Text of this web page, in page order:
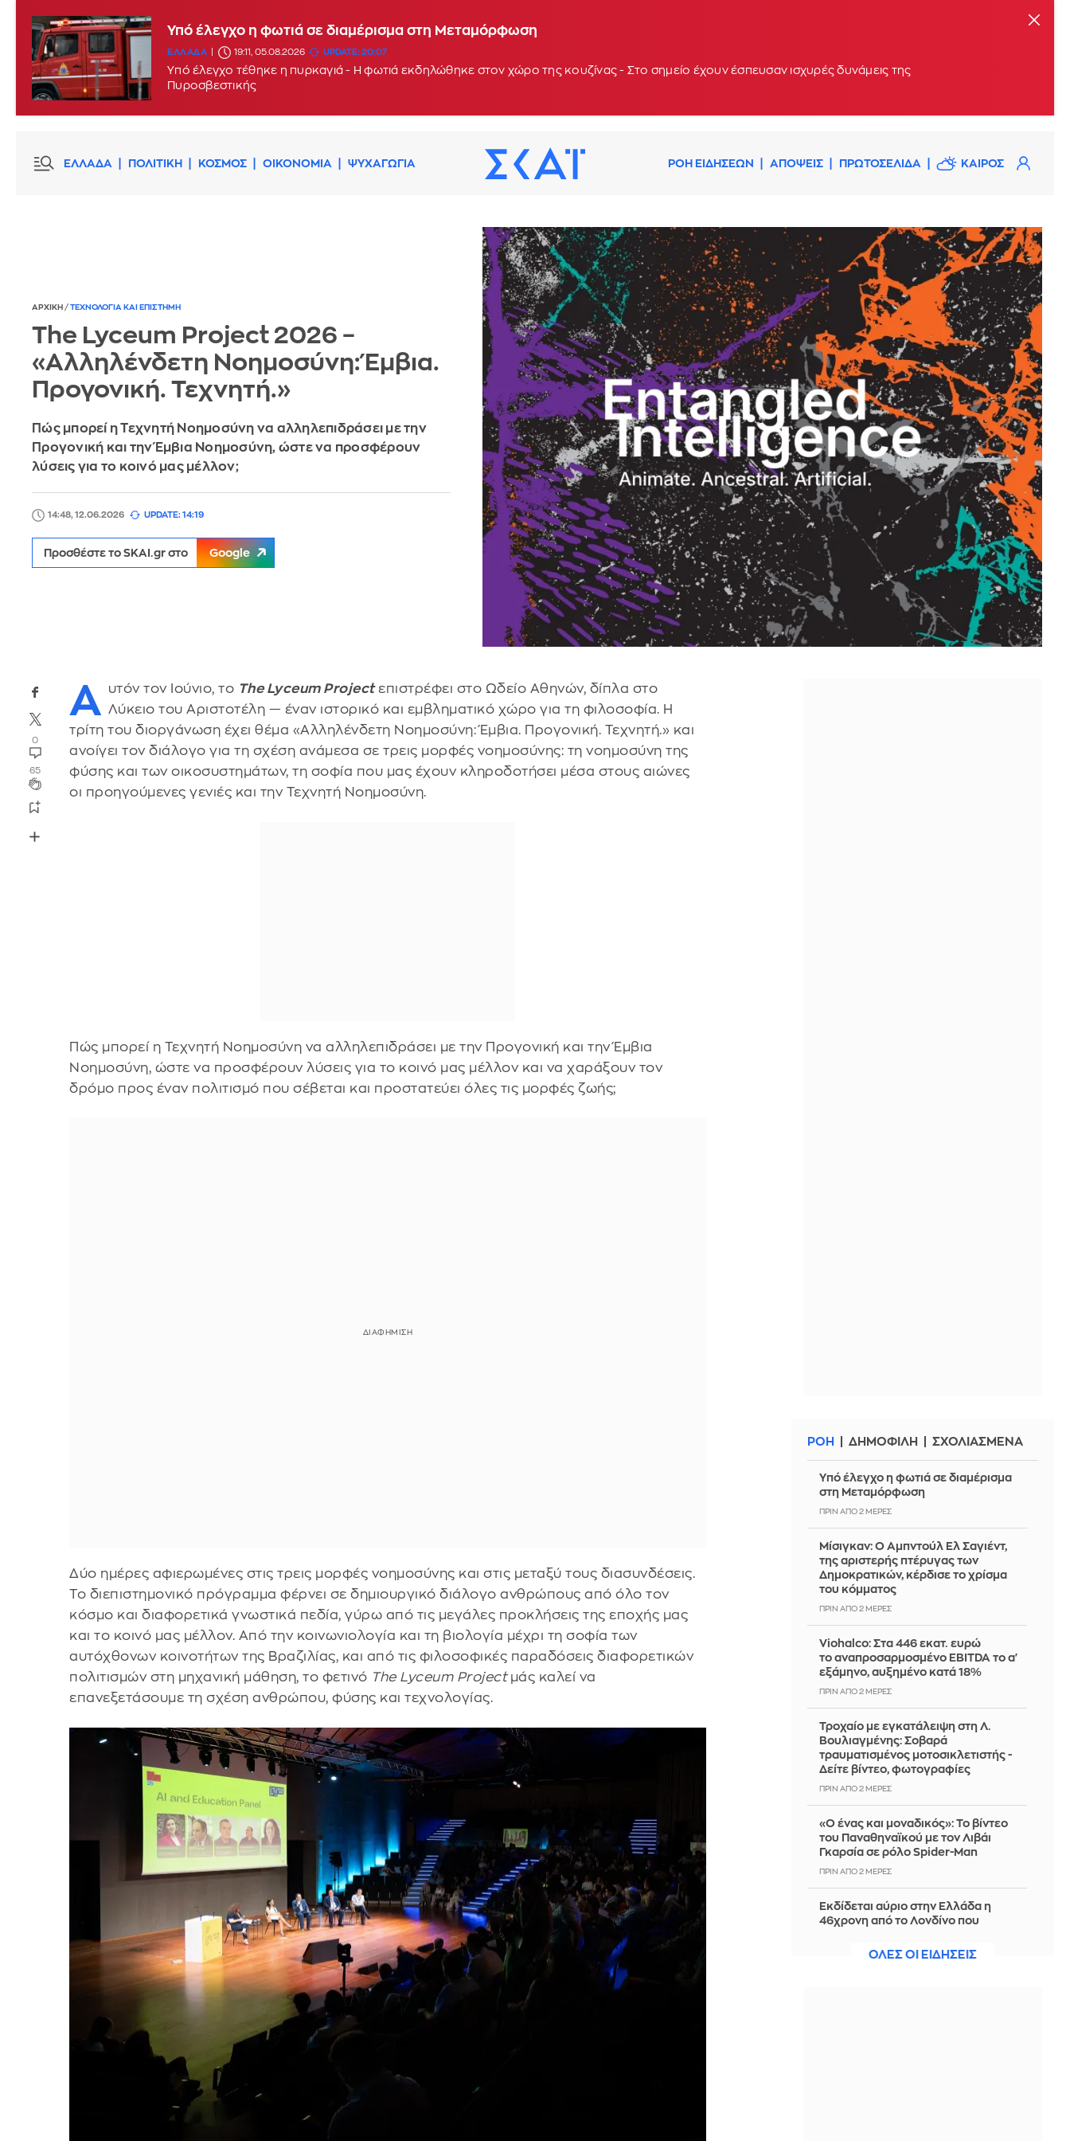
Υπό έλεγχο η φωτιά σε διαμέρισμα στη Μεταμόρφωση
ΕΛΛΑΔΑ 19:11, 05.08.2026 UPDATE: 20:07
Υπό έλεγχο τέθηκε η πυρκαγιά - Η φωτιά εκδηλώθηκε στον χώρο της κουζίνας - Στο σημείο έχουν έσπευσαν ισχυρές δυνάμεις της
Πυροσβεστικής
ΕΛΛΑΔΑ ΠΟΛΙΤΙΚΗ ΚΟΣΜΟΣ ΟΙΚΟΝΟΜΙΑ ΨΥΧΑΓΩΓΙΑ ΡΟΗ ΕΙΔΗΣΕΩΝ ΑΠΟΨΕΙΣ ΠΡΩΤΟΣΕΛΙΔΑ ΚΑΙΡΟΣ
ΑΡΧΙΚΗ / ΤΕΧΝΟΛΟΓΙΑ ΚΑΙ ΕΠΙΣΤΗΜΗ
The Lyceum Project 2026 –
«Αλληλένδετη Νοημοσύνη: Έμβια.
Προγονική. Τεχνητή.»
Πώς μπορεί η Τεχνητή Νοημοσύνη να αλληλεπιδράσει με την
Προγονική και την Έμβια Νοημοσύνη, ώστε να προσφέρουν
λύσεις για το κοινό μας μέλλον;
14:48, 12.06.2026 UPDATE: 14:19
Προσθέστε το SKAI.gr στο Google
0
65
Α υτόν τον Ιούνιο, το The Lyceum Projectεπιστρέφει στο Ωδείο Αθηνών, δίπλα στο
Λύκειο του Αριστοτέλη — έναν ιστορικό και εμβληματικό χώρο για τη φιλοσοφία. Η
τρίτη του διοργάνωση έχει θέμα «Αλληλένδετη Νοημοσύνη: Έμβια. Προγονική. Τεχνητή.» και
ανοίγει τον διάλογο για τη σχέση ανάμεσα σε τρεις μορφές νοημοσύνης: τη νοημοσύνη της
φύσης και των οικοσυστημάτων, τη σοφία που μας έχουν κληροδοτήσει μέσα στους αιώνες
οι προηγούμενες γενιές και την Τεχνητή Νοημοσύνη.
Πώς μπορεί η Τεχνητή Νοημοσύνη να αλληλεπιδράσει με την Προγονική και την Έμβια
Νοημοσύνη, ώστε να προσφέρουν λύσεις για το κοινό μας μέλλον και να χαράξουν τον
δρόμο προς έναν πολιτισμό που σέβεται και προστατεύει όλες τις μορφές ζωής;
Δύο ημέρες αφιερωμένες στις τρεις μορφές νοημοσύνης και στις μεταξύ τους διασυνδέσεις.
Το διεπιστημονικό πρόγραμμα φέρνει σε δημιουργικό διάλογο ανθρώπους από όλο τον
κόσμο και διαφορετικά γνωστικά πεδία, γύρω από τις μεγάλες προκλήσεις της εποχής μας
και το κοινό μας μέλλον. Από την κοινωνιολογία και τη βιολογία μέχρι τη σοφία των
αυτόχθονων κοινοτήτων της Βραζιλίας, και από τις φιλοσοφικές παραδόσεις διαφορετικών
πολιτισμών στη μηχανική μάθηση, το φετινό The Lyceum Projectμάς καλεί να
επανεξετάσουμε τη σχέση ανθρώπου, φύσης και τεχνολογίας.
ΡΟΗ ΔΗΜΟΦΙΛΗ ΣΧΟΛΙΑΣΜΕΝΑ
Υπό έλεγχο η φωτιά σε διαμέρισμα
στη Μεταμόρφωση
ΠΡΙΝ ΑΠΌ 2 ΜΈΡΕΣ
Μίσιγκαν: Ο Αμπντούλ Ελ Σαγιέντ,
της αριστερής πτέρυγας των
Δημοκρατικών, κέρδισε το χρίσμα
του κόμματος
ΠΡΙΝ ΑΠΌ 2 ΜΈΡΕΣ
Viohalco: Στα 446 εκατ. ευρώ
το αναπροσαρμοσμένο EBITDA το α'
εξάμηνο, αυξημένο κατά 18%
ΠΡΙΝ ΑΠΌ 2 ΜΈΡΕΣ
Τροχαίο με εγκατάλειψη στη Λ.
Βουλιαγμένης: Σοβαρά
τραυματισμένος μοτοσικλετιστής -
Δείτε βίντεο, φωτογραφίες
ΠΡΙΝ ΑΠΌ 2 ΜΈΡΕΣ
«Ο ένας και μοναδικός»: Το βίντεο
του Παναθηναϊκού με τον Λιβάι
Γκαρσία σε ρόλο Spider-Man
ΠΡΙΝ ΑΠΌ 2 ΜΈΡΕΣ
Εκδίδεται αύριο στην Ελλάδα η
46χρονη από το Λονδίνο που
ΟΛΕΣ ΟΙ ΕΙΔΗΣΕΙΣ